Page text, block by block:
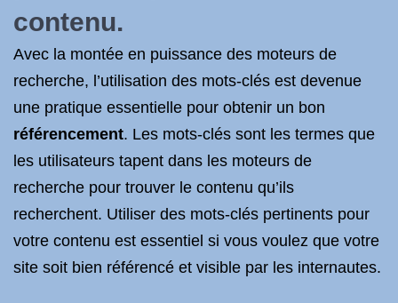
contenu.
Avec la montée en puissance des moteurs de
recherche, l’utilisation des mots-clés est devenue
une pratique essentielle pour obtenir un bon
référencement. Les mots-clés sont les termes que
les utilisateurs tapent dans les moteurs de
recherche pour trouver le contenu qu’ils
recherchent. Utiliser des mots-clés pertinents pour
votre contenu est essentiel si vous voulez que votre
site soit bien référencé et visible par les internautes.